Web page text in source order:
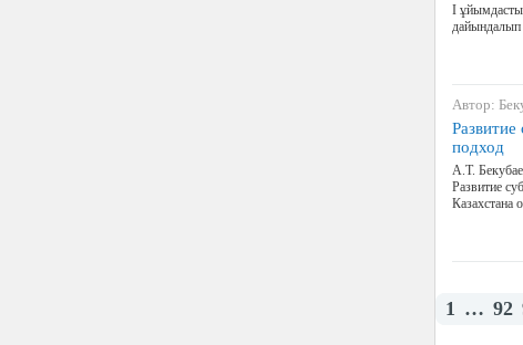
І
дайындалып
Автор:
подход
А.Т.
Развитие
Казахстана
1 … 92